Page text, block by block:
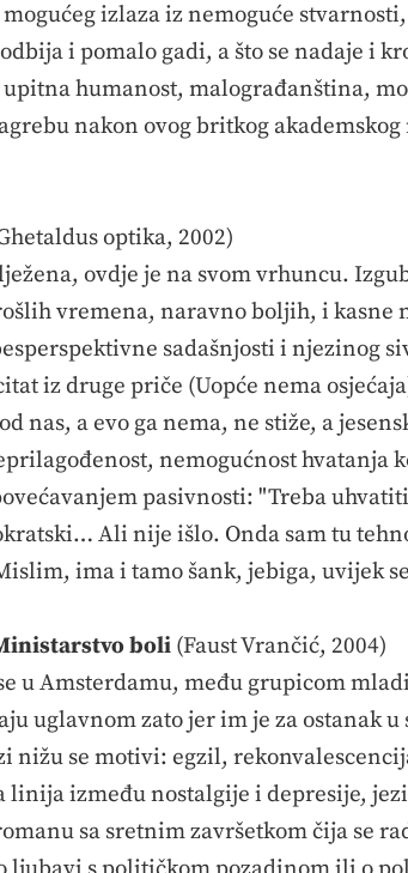
izlaza iz nemoguće
i pomalo gadi, a što se nadaje i
humanost, malograđanština,
nakon ovog britkog
optika, 2002)
ovdje je na svom vrhuncu.
vremena, naravno boljih, i kasne
sadašnjosti i njezinog
iz druge priče (Uopće nema
nas, a evo ga nema, ne stiže, a
nemogućnost hvatanja
pasivnosti: "Treba
Ali nije išlo. Onda sam tu
ima i tamo šank, jebiga, uvijek
boli (Faust Vrančić, 2004)
u Amsterdamu, među grupicom
uglavnom zato jer im je za ostanak
nižu se motivi: egzil,
linija između nostalgije i depresije,
sa sretnim završetkom čija se